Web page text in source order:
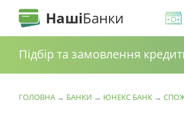
НашіБанки
Підбір та замовлення
ГОЛОВНА → БАНКИ → ЮНЕКС БАНК →